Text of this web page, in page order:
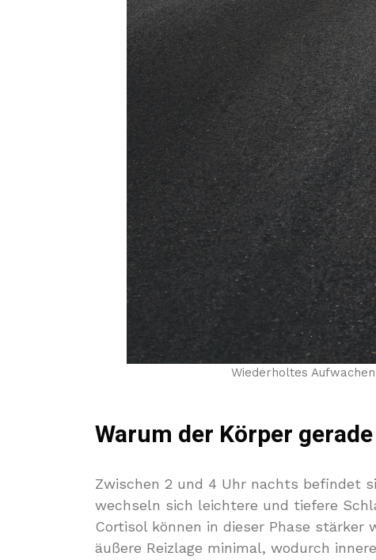
Wiederholtes
Warum der Körper
Zwischen 2 und 4 Uhr nachts befindet
wechseln sich leichtere und tiefere
Cortisol können in dieser Phase
äußere Reizlage minimal, wodurch